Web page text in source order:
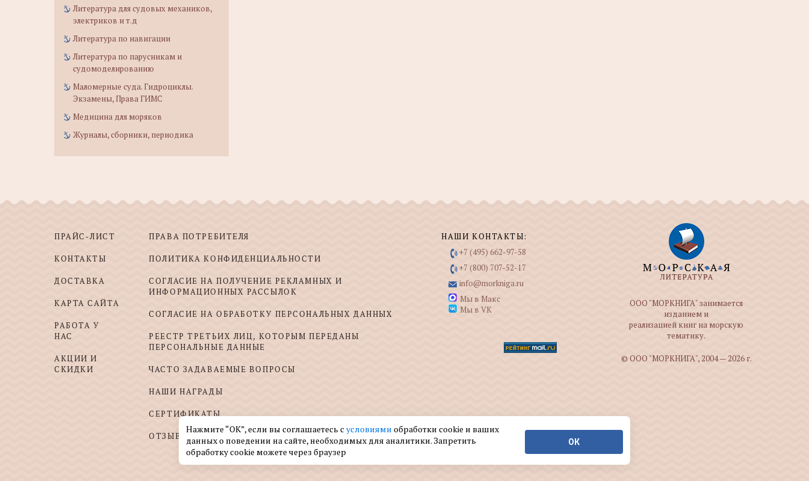
Литература для судовых механиков,
электриков и т.д
Литература по навигации
Литература по парусникам и
судомоделированию
Маломерные суда. Гидроциклы.
Экзамены, Права ГИМС
Медицина для моряков
Журналы, сборники, периодика
ПРАЙС-ЛИСТ
КОНТАКТЫ
ДОСТАВКА
КАРТА САЙТА
РАБОТА У
НАС
АКЦИИ И
СКИДКИ
ПРАВА ПОТРЕБИТЕЛЯ
ПОЛИТИКА КОНФИДЕНЦИАЛЬНОСТИ
СОГЛАСИЕ НА ПОЛУЧЕНИЕ РЕКЛАМНЫХ И
ИНФОРМАЦИОННЫХ РАССЫЛОК
СОГЛАСИЕ НА ОБРАБОТКУ ПЕРСОНАЛЬНЫХ ДАННЫХ
РЕЕСТР ТРЕТЬИХ ЛИЦ, КОТОРЫМ ПЕРЕДАНЫ
ПЕРСОНАЛЬНЫЕ ДАННЫЕ
ЧАСТО ЗАДАВАЕМЫЕ ВОПРОСЫ
НАШИ НАГРАДЫ
СЕРТИФИКАТЫ
ОТЗЫВЫ И ПОЖЕЛАНИЯ
НАШИ КОНТАКТЫ:
+7 (495) 662-97-58
+7 (800) 707-52-17
info@morkniga.ru
Мы в Макс
Мы в VK
ООО "МОРКНИГА" занимается
изданием и
реализацией книг на морскую
тематику.
© ООО "МОРКНИГА", 2004 — 2026 г.
Нажмите “ОК”, если вы соглашаетесь с условиями обработки cookie и ваших
данных о поведении на сайте, необходимых для аналитики. Запретить
обработку cookie можете через браузер
ОК